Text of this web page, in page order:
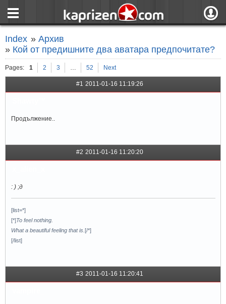
Index »Архив
» Кой от предишните два аватара предпочитате?
Pages: 1 2 3 … 52 Next
#1 2011-01-16 11:19:26
Продължение..
#2 2011-01-16 11:20:20
: ) ;д
[list=*]
[*]To feel nothing.
What a beautiful feeling that is. [/*]
[/list]
#3 2011-01-16 11:20:41